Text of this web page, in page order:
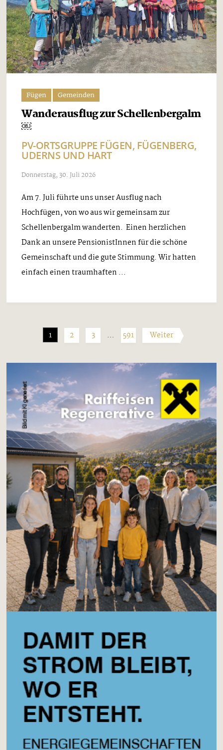
Fügen Gemeinden
Wanderausflug zur Schellenbergalm
￼
PV-ORTSGRUPPE FÜGEN, FÜGENBERG,
UDERNS UND HART
Donnerstag, 30. Juli 2026
Am 7. Juli führte uns unser Ausflug nach
Hochfügen, von wo aus wir gemeinsam zur
Schellenbergalm wanderten. Einen herzlichen
Dank an unsere PensionistInnen für die schöne
Gemeinschaft und die gute Stimmung. Wir hatten
einfach einen traumhaften ...
1 2 3 … 591 Weiter